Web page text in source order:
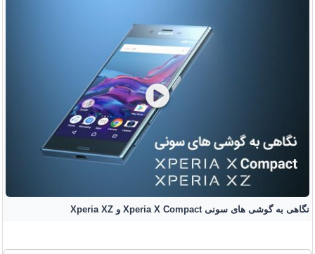
نگاهی به گوشی های سونی Xperia X Compact و Xperia XZ